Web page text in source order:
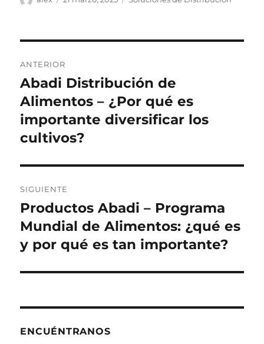
de
entradas
ANTERIOR
Entrada
anterior:
Abadi Distribución de
Alimentos – ¿Por qué es
importante diversificar los
cultivos?
SIGUIENTE
Siguiente
entrada:
Productos Abadi – Programa
Mundial de Alimentos: ¿qué es
y por qué es tan importante?
ENCUÉNTRANOS